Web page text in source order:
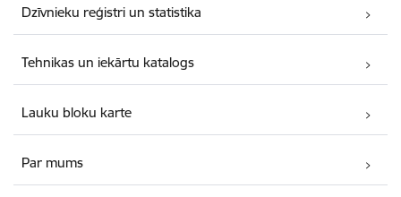
Dzīvnieku reģistri un statistika
Tehnikas un iekārtu katalogs
Lauku bloku karte
Par mums